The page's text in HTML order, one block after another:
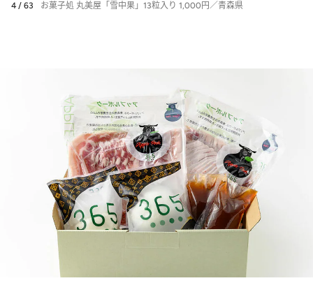
4 / 63 お菓子処 丸美屋「雪中果」13粒入り 1,000円／青森県